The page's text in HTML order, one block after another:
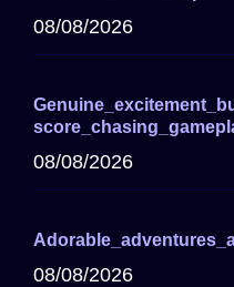
08/08/2026
08/08/2026
08/08/2026